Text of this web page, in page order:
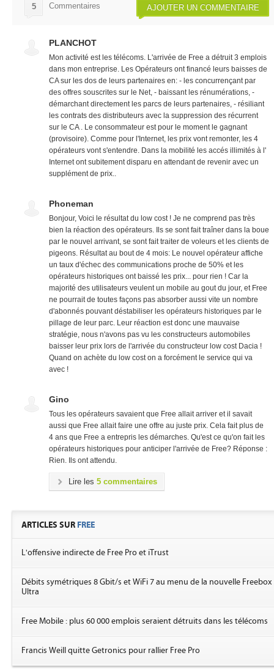
AJOUTER UN COMMENTAIRE
5 Commentaires
PLANCHOT
Mon activité est les télécoms. L'arrivée de Free a détruit 3 emplois
dans mon entreprise. Les Opérateurs ont financé leurs baisses de
CA sur les dos de leurs partenaires en: - les concurrençant par
des offres souscrites sur le Net, - baissant les rénumérations, -
démarchant directement les parcs de leurs partenaires, - résiliant
les contrats des distributeurs avec la suppression des récurrent
sur le CA . Le consommateur est pour le moment le gagnant
(provisoire). Comme pour l'Internet, les prix vont remonter, les 4
opérateurs vont s'entendre. Dans la mobilité les accés illimités à l'
Internet ont subitement disparu en attendant de revenir avec un
supplément de prix..
Phoneman
Bonjour, Voici le résultat du low cost ! Je ne comprend pas très
bien la réaction des opérateurs. Ils se sont fait traîner dans la boue
par le nouvel arrivant, se sont fait traiter de voleurs et les clients de
pigeons. Résultat au bout de 4 mois: Le nouvel opérateur affiche
un taux d'échec des communications proche de 50% et les
opérateurs historiques ont baissé les prix... pour rien ! Car la
majorité des utilisateurs veulent un mobile au gout du jour, et Free
ne pourrait de toutes façons pas absorber aussi vite un nombre
d'abonnés pouvant déstabiliser les opérateurs historiques par le
pillage de leur parc. Leur réaction est donc une mauvaise
stratégie, nous n'avons pas vu les constructeurs automobiles
baisser leur prix lors de l'arrivée du constructeur low cost Dacia !
Quand on achète du low cost on a forcément le service qui va
avec !
Gino
Tous les opérateurs savaient que Free allait arriver et il savait
aussi que Free allait faire une offre au juste prix. Cela fait plus de
4 ans que Free a entrepris les démarches. Qu'est ce qu'on fait les
opérateurs historiques pour anticiper l'arrivée de Free? Réponse :
Rien. Ils ont attendu.
Lire les 5 commentaires
ARTICLES SUR FREE
L'offensive indirecte de Free Pro et iTrust
Débits symétriques 8 Gbit/s et WiFi 7 au menu de la nouvelle Freebox
Ultra
Free Mobile : plus 60 000 emplois seraient détruits dans les télécoms
Francis Weill quitte Getronics pour rallier Free Pro